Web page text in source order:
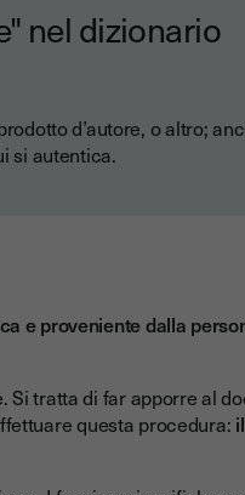
nel dizionario
d’autore, o altro;
si autentica.
e proveniente dalla
tratta di far apporre al
questa procedura: